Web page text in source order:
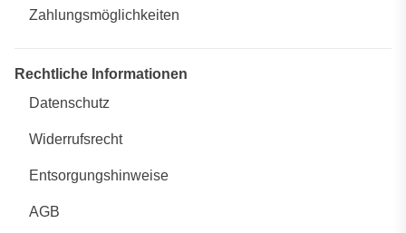
Zahlungsmöglichkeiten
Rechtliche Informationen
Datenschutz
Widerrufsrecht
Entsorgungshinweise
AGB